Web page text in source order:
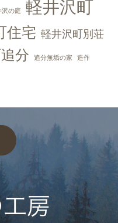
沢の庭 軽井沢町
住宅 軽井沢町別荘
分 追分無垢の家 造作